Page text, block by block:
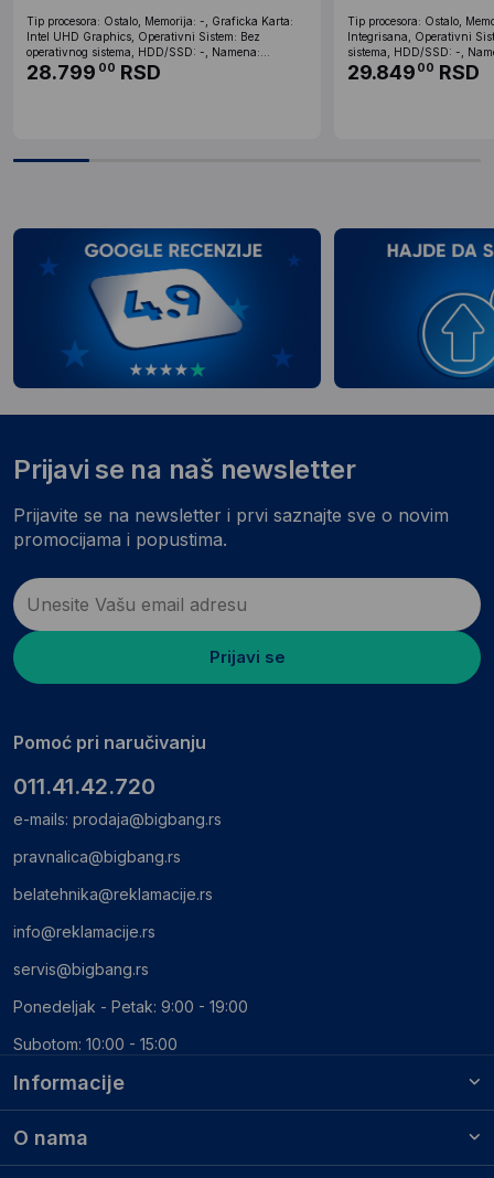
Tip procesora: Ostalo, Memorija: -, Graficka Karta:
Intel UHD Graphics, Operativni Sistem: Bez
operativnog sistema, HDD/SSD: -, Namena:...
28.799 00 RSD
Tip procesora: Ostalo,
Integrisana, Operativni
sistema, HDD/SSD: -,
29.849 00 RSD
Informacije
O nama
Prijavi se na naš newsletter
Prijavite se na newsletter i prvi saznajte sve o novim
promocijama i popustima.
Prijavi se
Pomoć pri naručivanju
011.41.42.720
e-mails: prodaja@bigbang.rs
pravnalica@bigbang.rs
belatehnika@reklamacije.rs
info@reklamacije.rs
servis@bigbang.rs
Ponedeljak - Petak: 9:00 - 19:00
Subotom: 10:00 - 15:00